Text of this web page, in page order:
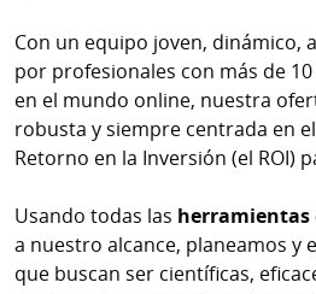
Con un equipo joven, dinámico,
por profesionales con más de
en el mundo online, nuestra
robusta y siempre centrada en
Retorno en la Inversión (el ROI)
Usando todas las herramientas
a nuestro alcance, planeamos y
que buscan ser científicas,